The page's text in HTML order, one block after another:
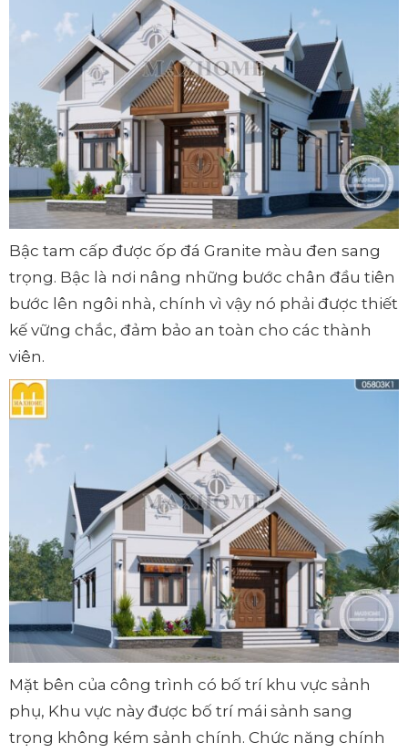
Bậc tam cấp được ốp đá Granite màu đen sang
trọng. Bậc là nơi nâng những bước chân đầu tiên
bước lên ngôi nhà, chính vì vậy nó phải được thiết
kế vững chắc, đảm bảo an toàn cho các thành
viên.
Mặt bên của công trình có bố trí khu vực sảnh
phụ, Khu vực này được bố trí mái sảnh sang
trọng không kém sảnh chính. Chức năng chính